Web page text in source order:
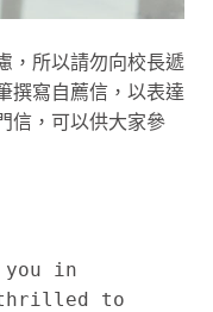
，所以請勿向校長遞
撰寫自薦信，以表達
信，可以供大家參
in
to